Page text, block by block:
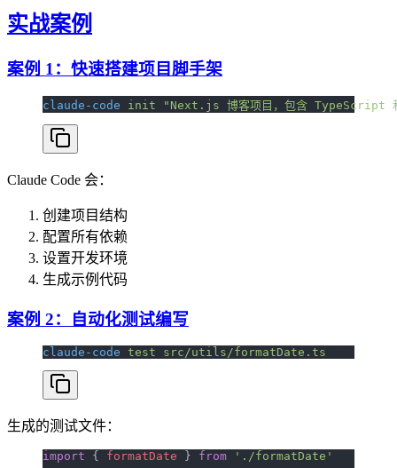
实战案例
案例 1：快速搭建项目脚手架
claude-code init "Next.js 博客项目，包含 TypeScript
Claude Code 会：
创建项目结构
配置所有依赖
设置开发环境
生成示例代码
案例 2：自动化测试编写
claude-code test src/utils/formatDate.ts
生成的测试文件：
import { formatDate } from './formatDate'